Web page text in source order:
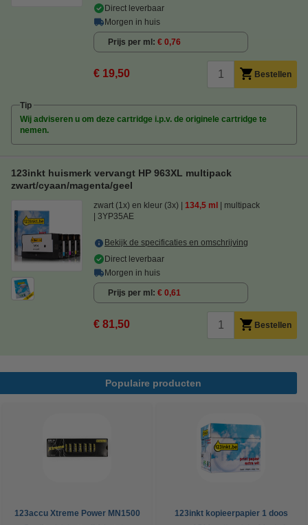
Direct leverbaar
Morgen in huis
Prijs per ml € 0,76
€ 19,50 Bestellen
Tip
Wij adviseren u om deze cartridge i.p.v. de originele cartridge te
nemen.
123inkt huismerk vervangt HP 963XL multipack
zwart/cyaan/magenta/geel
zwart (1x) en kleur (3x) 134,5 ml
multipack
3YP35AE
Bekijk de specificaties en omschrijving
Direct leverbaar
Morgen in huis
Prijs per ml € 0,61
€ 81,50 Bestellen
Populaire producten
123accu Xtreme Power MN1500
123inkt kopieerpapier 1 doos